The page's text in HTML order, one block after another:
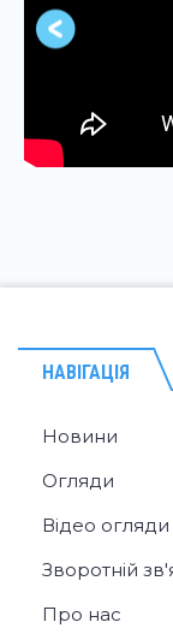
НАВІГАЦІЯ
Новини
Огляди
Відео огляди
Зворотній
Про нас